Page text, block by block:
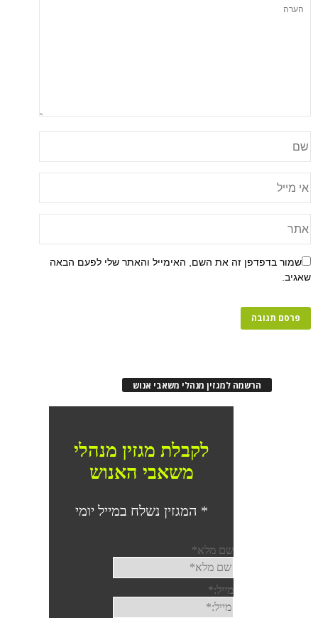
שמור בדפדפן זה את השם, האימייל והאתר שלי לפעם הבאה
שאגיב.
הרשמה למגזין מנהלי משאבי אנוש